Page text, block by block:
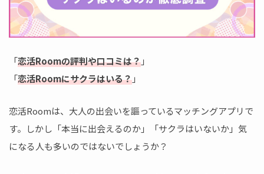
「恋活Roomの評判や口コミは？」
「恋活Roomにサクラはいる？」
恋活Roomは、大人の出会いを謳っているマッチングアプリで
す。しかし「本当に出会えるのか」「サクラはいないか」気
になる人も多いのではないでしょうか？